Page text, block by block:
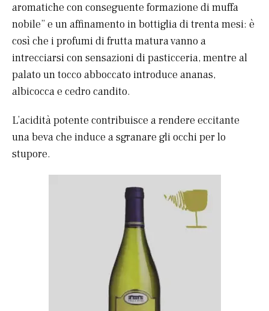
aromatiche con conseguente formazione di muffa
nobile” e un affinamento in bottiglia di trenta mesi: è
così che i profumi di frutta matura vanno a
intrecciarsi con sensazioni di pasticceria, mentre al
palato un tocco abboccato introduce ananas,
albicocca e cedro candito.
L’acidità potente contribuisce a rendere eccitante
una beva che induce a sgranare gli occhi per lo
stupore.